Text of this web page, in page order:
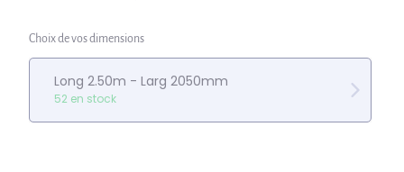
Choix de vos dimensions
Long 2.50m - Larg 2050mm
52 en stock